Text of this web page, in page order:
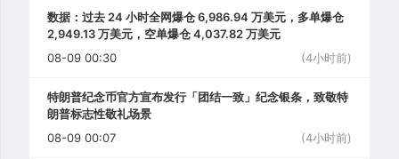
数据：过去 24 小时全网爆仓 6,986.94 万美元，多单爆仓
2,949.13 万美元，空单爆仓 4,037.82 万美元
08-09 00:30
(4小时前)
特朗普纪念币官方宣布发行「团结一致」纪念银条，致敬特
朗普标志性敬礼场景
08-09 00:07
(4小时前)